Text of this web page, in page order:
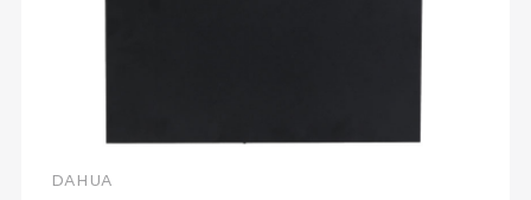
DAHUA